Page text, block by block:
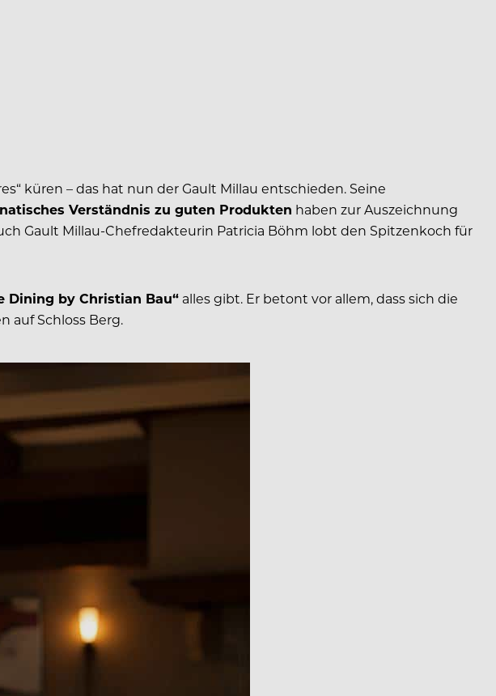
küren – das hat nun der Gault Millau entschieden. Seine
Verständnis zu guten Produkten haben zur Auszeichnung
Gault Millau-Chefredakteurin Patricia Böhm lobt den Spitzenkoch für
Dining by Christian Bau“ alles gibt. Er betont vor allem, dass sich die
auf Schloss Berg.